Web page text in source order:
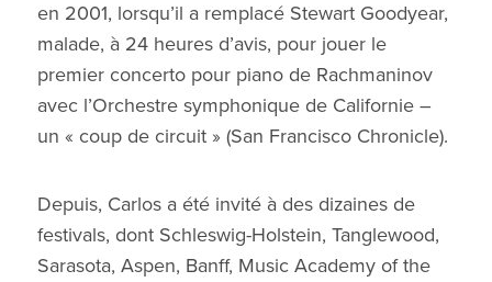
en 2001, lorsqu’il a remplacé Stewart Goodyear,
malade, à 24 heures d’avis, pour jouer le
premier concerto pour piano de Rachmaninov
avec l’Orchestre symphonique de Californie –
un « coup de circuit » (San Francisco Chronicle).
Depuis, Carlos a été invité à des dizaines de
festivals, dont Schleswig-Holstein, Tanglewood,
Sarasota, Aspen, Banff, Music Academy of the